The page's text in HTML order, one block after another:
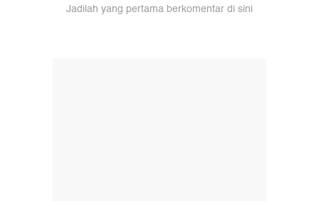
Jadilah yang pertama berkomentar di sini